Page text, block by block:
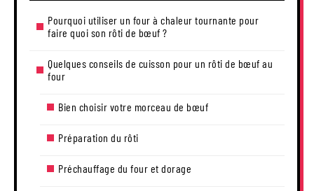
Pourquoi utiliser un four à chaleur tournante pour
faire quoi son rôti de bœuf ?
Quelques conseils de cuisson pour un rôti de bœuf au
four
Bien choisir votre morceau de bœuf
Préparation du rôti
Préchauffage du four et dorage